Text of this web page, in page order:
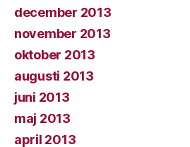
december 2013
november 2013
oktober 2013
augusti 2013
juni 2013
maj 2013
april 2013